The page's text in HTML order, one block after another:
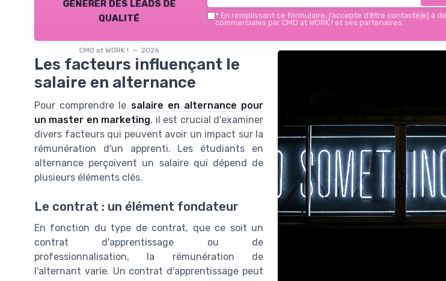
qualité
CMO at WORK ! — 2026
* En remplissant ce formulaire, j’accepte d’être contacté(e) à
commerciales par CMO at WORK ! et ses partenaires.
Les facteurs influençant le
salaire en alternance
Pour comprendre le salaire en alternance pour
un master en marketing, il est crucial d'examiner
divers facteurs qui peuvent avoir un impact sur la
rémunération d'un apprenti. Les étudiants en
alternance perçoivent un salaire qui dépend de
plusieurs éléments clés.
Le contrat : un élément fondateur
En fonction du type de contrat, que ce soit un
contrat d'apprentissage ou de
professionnalisation, la rémunération de
l'alternant varie. Un contrat d'apprentissage peut